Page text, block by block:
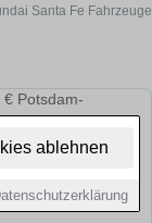
ablehnen
Santa Fe Fahrzeuge